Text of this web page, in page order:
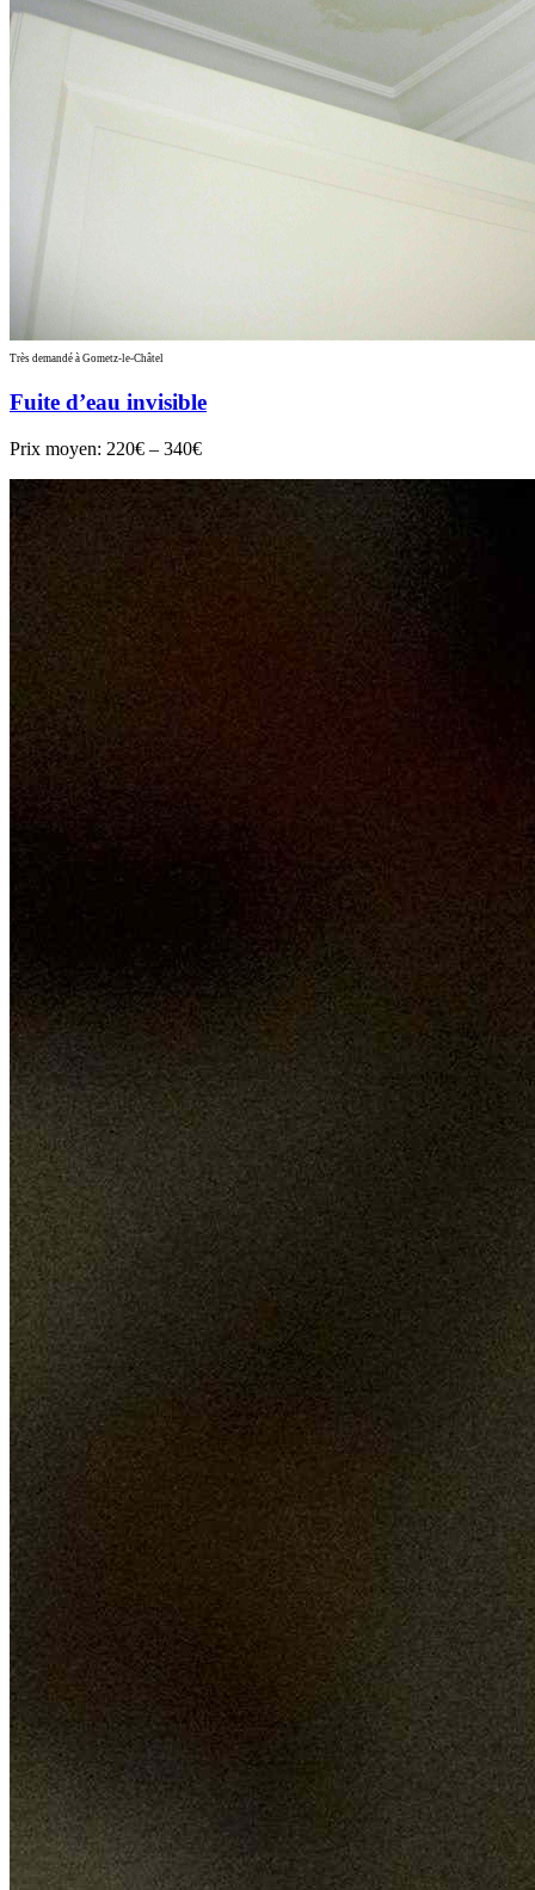
Très demandé à Gometz-le-Châtel
Fuite d’eau invisible
Prix moyen: 220€ – 340€